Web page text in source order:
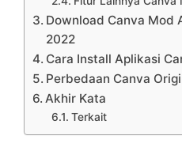
Download Canva Mod
2022
Cara Install Aplikasi
Perbedaan Canva
Akhir Kata
Terkait